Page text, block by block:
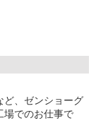
ど、ゼンショーグ
場でのお仕事で